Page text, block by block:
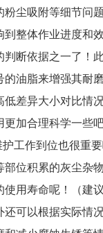
粉尘吸附等细节问
到整体作业进度和
判断依据之一了！
的油脂来增强其耐
低差异大小对比情
更加合理科学一些
工作到位也很重
部位积累的灰尘杂
使用寿命呢！（建
还可以根据实际情